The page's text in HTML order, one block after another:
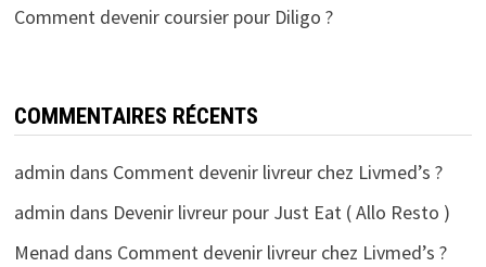
Comment devenir coursier pour Diligo ?
COMMENTAIRES RÉCENTS
admin dans Comment devenir livreur chez Livmed’s ?
admin dans Devenir livreur pour Just Eat ( Allo Resto )
Menad dans Comment devenir livreur chez Livmed’s ?